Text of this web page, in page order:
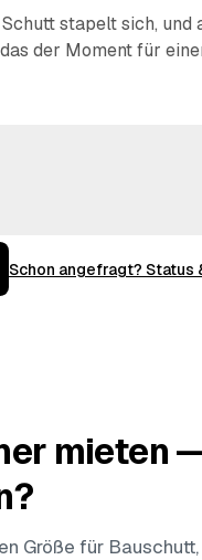
stapelt sich, und
der Moment für
Sperrmüll,
die Angebote
Schon angefragt? Status
mieten
Größe für